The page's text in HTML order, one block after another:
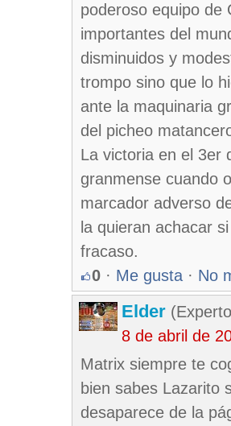
poderoso equipo de
importantes del
disminuidos y
trompo sino que lo
ante la maquinaria
del picheo
La victoria en el 3er
granmense cuando
marcador adverso
la quieran achacar
fracaso.
0 · Me gusta · No
Elder
8 de abril de
Matrix siempre te
bien sabes Lazarito
desaparece de la